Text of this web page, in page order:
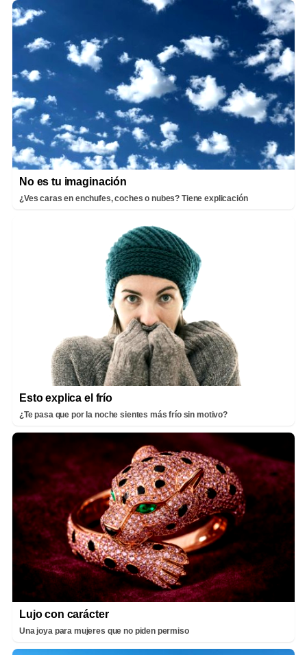
No es tu imaginación
¿Ves caras en enchufes, coches o nubes? Tiene explicación
Esto explica el frío
¿Te pasa que por la noche sientes más frío sin motivo?
Lujo con carácter
Una joya para mujeres que no piden permiso